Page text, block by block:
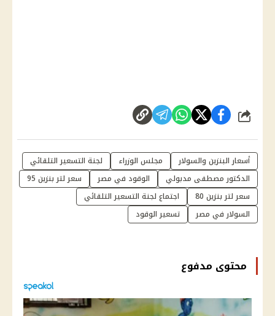
شارك
أسعار البنزين والسولار مجلس الوزراء
لجنة التسعير التلقائي
الدكتور مصطفى مدبولي
الوقود في مصر
سعر لتر بنزين 95
سعر لتر بنزين 80
اجتماع لجنة التسعير التلقائي
السولار في مصر
تسعير الوقود
محتوى مدفوع